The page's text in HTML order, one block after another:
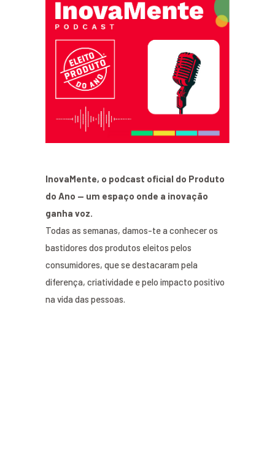
InovaMente, o podcast oficial do Produto
do Ano — um espaço onde a inovação
ganha voz.
Todas as semanas, damos-te a conhecer os
bastidores dos produtos eleitos pelos
consumidores, que se destacaram pela
diferença, criatividade e pelo impacto positivo
na vida das pessoas.